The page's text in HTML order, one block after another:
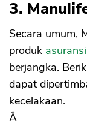
3.
Secara umum,
produk
berjangka.
dapat
kecelakaan.
Â